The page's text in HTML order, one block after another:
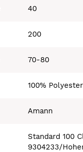
40
200
70-80
100% Polyester
Amann
Standard 100
9304233/